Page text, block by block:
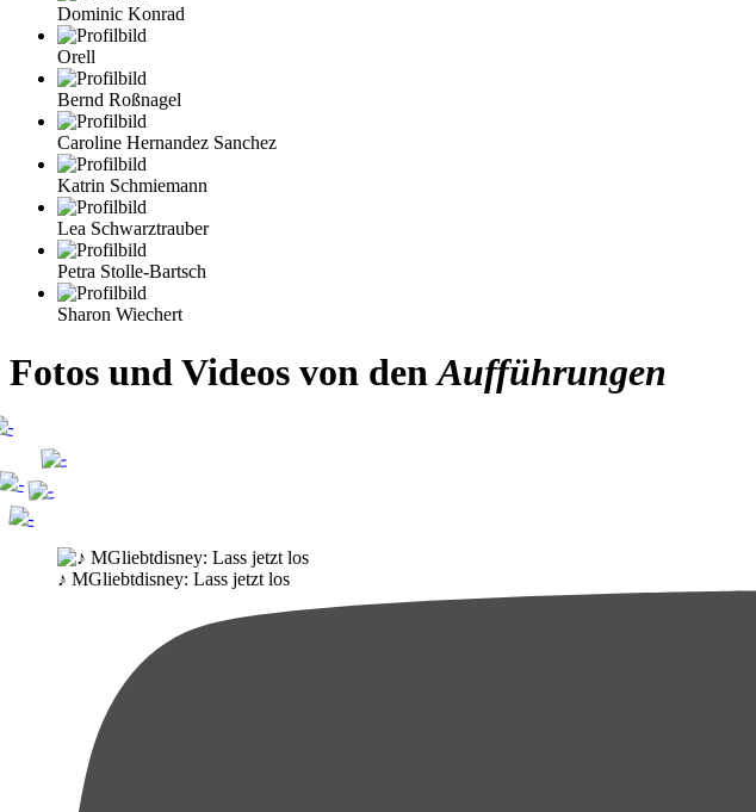
Dominic Konrad
Orell
Bernd Roßnagel
Caroline Hernandez Sanchez
Katrin Schmiemann
Lea Schwarztrauber
Petra Stolle-Bartsch
Sharon Wiechert
Fotos und Videos von denAufführungen
♪ MGliebtdisney: Lass jetzt los